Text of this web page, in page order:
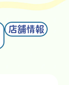
店舗情報